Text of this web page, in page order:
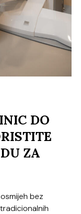
DO
ZA
bez